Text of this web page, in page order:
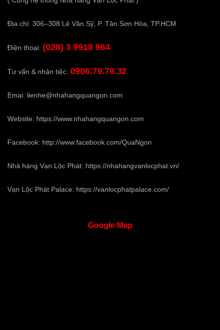
Địa chỉ: 306–308 Lê Văn Sỹ, P. Tân Sơn Hòa, TP.HCM
Điện thoại: (028) 3 9918 964
Tư vấn & nhận tiệc: 0906.79.79.32
Emai: lienhe@nhahangquangon.com
Website: https://www.nhahangquangon.com
Facebook: http://www.facebook.com/QuaNgon
Nhà hàng Vạn Lộc Phát: https://nhahangvanlocphat.vn/
Vạn Lộc Phát Palace: https://vanlocphatpalace.com/
GoogleMap